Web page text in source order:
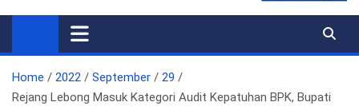
Home 2022 September
29
Rejang Lebong Masuk Kategori Audit Kepatuhan BPK, Bupati